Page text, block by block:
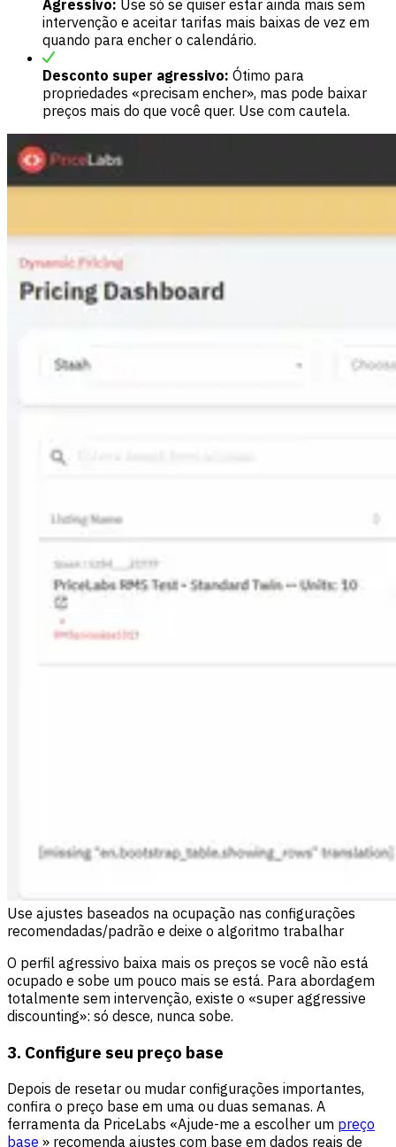
Agressivo: Use só se quiser estar ainda mais sem
intervenção e aceitar tarifas mais baixas de vez em
quando para encher o calendário.
Desconto super agressivo: Ótimo para
propriedades «precisam encher», mas pode baixar
preços mais do que você quer. Use com cautela.
Use ajustes baseados na ocupação nas configurações
recomendadas/padrão e deixe o algoritmo trabalhar
O perfil agressivo baixa mais os preços se você não está
ocupado e sobe um pouco mais se está. Para abordagem
totalmente sem intervenção, existe o «super aggressive
discounting»: só desce, nunca sobe.
3. Configure seu preço base
Depois de resetar ou mudar configurações importantes,
confira o preço base em uma ou duas semanas. A
ferramenta da PriceLabs «Ajude-me a escolher um preço
base » recomenda ajustes com base em dados reais de